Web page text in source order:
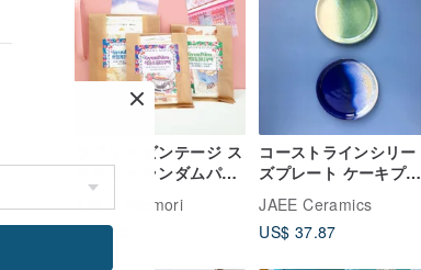
ラブリー ビンテージ ス
テッカー ランダムパッ
ク
広告
Poemori
US$ 12.00
コーストラインシリー
ズプレート ケーキプレ
ート ディナープレート
デザートプレート
JAEE Ceramics
US$ 37.87